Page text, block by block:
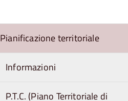
Pianificazione territoriale
Informazioni
P.T.C. (Piano Territoriale di